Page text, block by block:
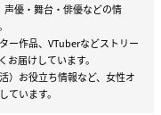
優・舞台・俳優などの情
ー作品、VTuberなどストリー
届けしています。
）お役立ち情報など、女性オ
います。